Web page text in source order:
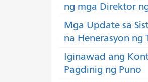
ng mga Direktor
Mga Update sa
na Henerasyon ng
Iginawad ang
Pagdinig ng Puno